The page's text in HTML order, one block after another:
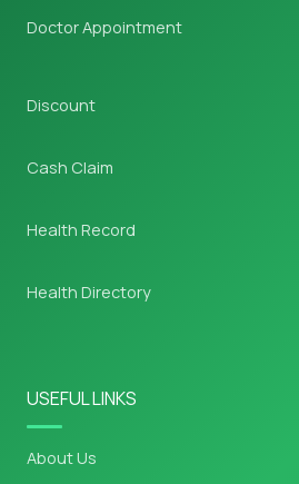
Doctor Appointment
Discount
Cash Claim
Health Record
Health Directory
USEFUL LINKS
About Us